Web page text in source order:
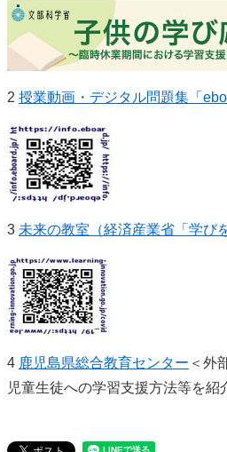
2 授業動画・デジタル問題集「
3 未来の教室（経済産業省「学び
4 鹿児島県総合教育センター ＜外
児童生徒への学習支援方法等を紹